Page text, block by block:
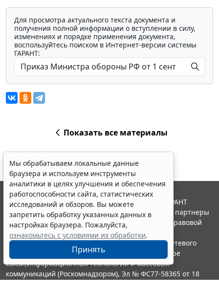
Для просмотра актуального текста документа и
получения полной информации о вступлении в силу,
изменениях и порядке применения документа,
воспользуйтесь поиском в Интернет-версии системы
ГАРАНТ:
Показать все материалы
Мы обрабатываем локальные данные
браузера и используем инструменты
аналитики в целях улучшения и обеспечения
работоспособности сайта, статистических
исследований и обзоров. Вы можете
запретить обработку указанных данных в
настройках браузера. Пожалуйста,
ознакомьтесь с условиями их обработки.
Принять
© ООО "НПП "ГАРАНТ-СЕРВИС", 2026. Система ГАРАНТ
выпускается с 1990 года. Компания "Гарант" и ее партнеры
являются участниками Российской ассоциации правовой
информации ГАРАНТ.
Портал ГАРАНТ.РУ зарегистрирован в качестве сетевого
издания Федеральной службой по надзору в сфере
связи,информационных технологий и массовых
коммуникаций (Роскомнадзором), Эл № ФС77-58365 от 18